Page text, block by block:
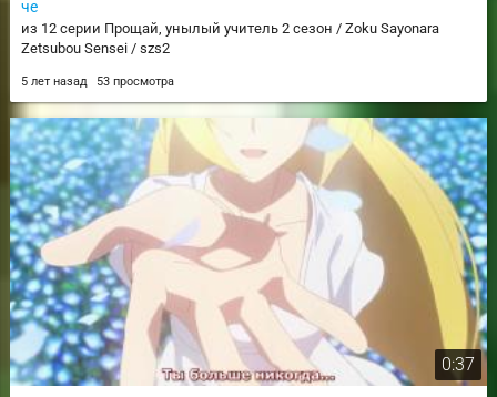
че
из 12 серии Прощай, унылый учитель 2 сезон / Zoku Sayonara
Zetsubou Sensei / szs2
5 лет назад 53 просмотра
0:37